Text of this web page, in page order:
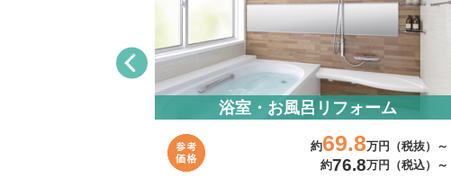
浴室・お風呂リフォーム
約69.8万円（税抜）～
約76.8万円（税込）～